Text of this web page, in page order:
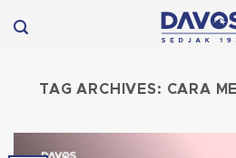
to
TAG ARCHIVES: CARA